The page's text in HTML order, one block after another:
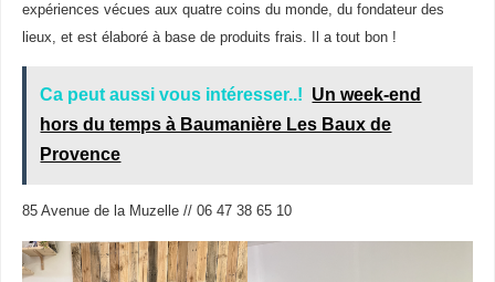
expériences vécues aux quatre coins du monde, du fondateur des
lieux, et est élaboré à base de produits frais. Il a tout bon !
Ca peut aussi vous intéresser..! Un week-end
hors du temps à Baumanière Les Baux de
Provence
85 Avenue de la Muzelle // 06 47 38 65 10